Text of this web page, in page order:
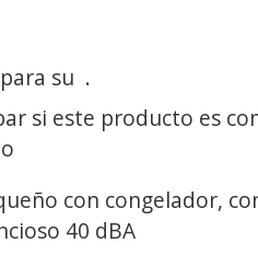
su .
si este producto es
con congelador,
40 dBA